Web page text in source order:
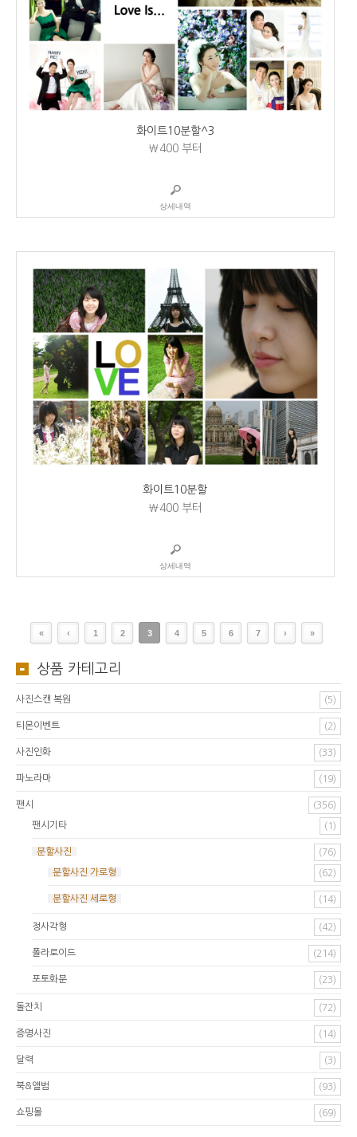
화이트10분할^3
₩400부터
상세내역
화이트10분할
₩400부터
상세내역
« ‹ 1 2 3 4 5 6 7 › »
상품 카테고리
사진스캔 복원 (5)
티몬이벤트 (2)
사진인화 (33)
파노라마 (19)
팬시 (356)
팬시기타 (1)
분할사진 (76)
분할사진 가로형 (62)
분할사진 세로형 (14)
정사각형 (42)
폴라로이드 (214)
포토화분 (23)
돌잔치 (72)
증명사진 (14)
달력 (3)
북&앨범 (93)
쇼핑몰 (69)